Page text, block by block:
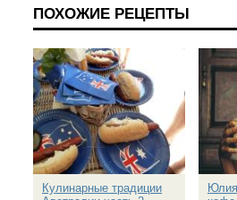
ПОХОЖИЕ РЕЦЕПТЫ
Кулинарные традиции